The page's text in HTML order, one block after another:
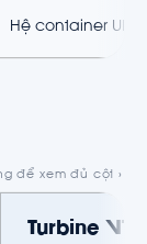
Hệ container UL/
Turbine VTP